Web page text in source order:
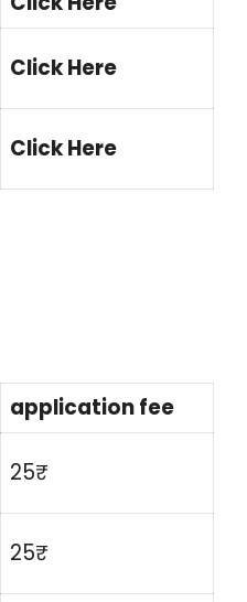
Click Here
Click Here
application fee
25₹
25₹